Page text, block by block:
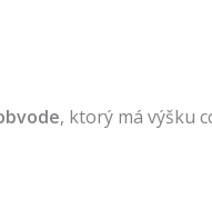
, ktorý má výšku